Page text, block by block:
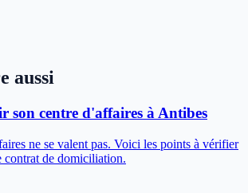
aussi
son centre d'affaires à Antibes
ne se valent pas. Voici les points à vérifier
contrat de domiciliation.